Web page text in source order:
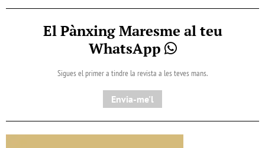
El Pànxing Maresme al teu
WhatsApp
Sigues el primer a tindre la revista a les teves mans.
Envia-me'l